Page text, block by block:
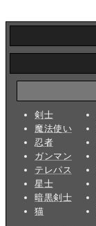
剣士
魔法使い
忍者
ガンマン
テレパス
星士
暗黒剣士
猫